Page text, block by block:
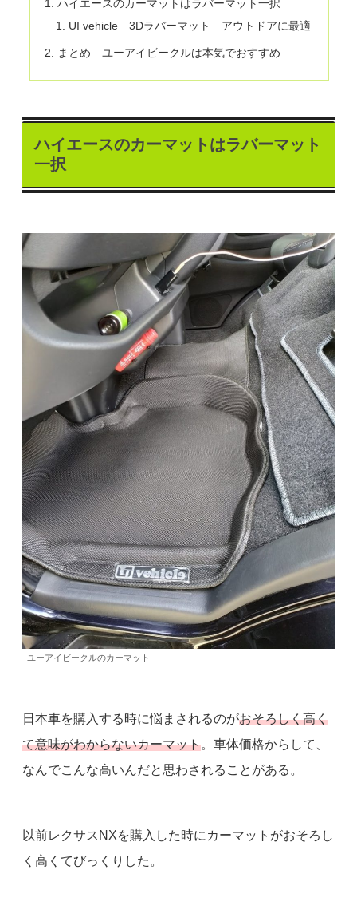
ハイエースのカーマットはラバーマット一択
UI vehicle 3Dラバーマット アウトドアに最適
まとめ ユーアイビークルは本気でおすすめ
ハイエースのカーマットはラバーマット
一択
ユーアイビークルのカーマット
日本車を購入する時に悩まされるのがおそろしく高く
て意味がわからないカーマット。車体価格からして、
なんでこんな高いんだと思わされることがある。
以前レクサスNXを購入した時にカーマットがおそろし
く高くてびっくりした。